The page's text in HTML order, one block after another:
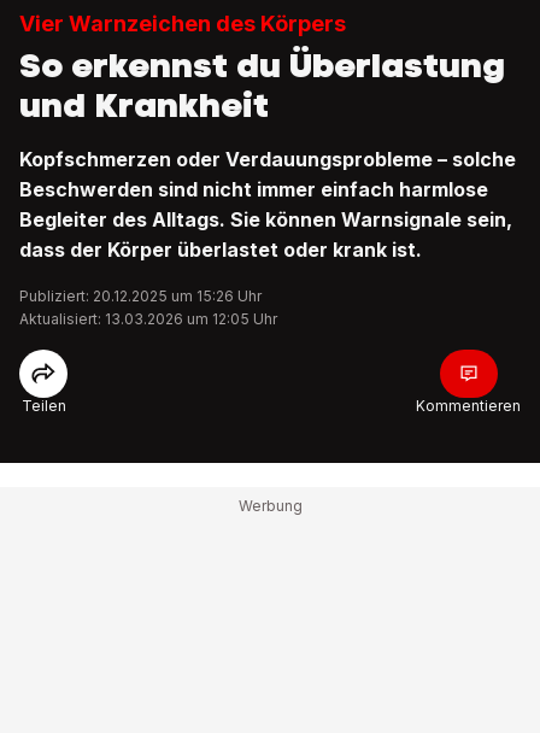
Vier Warnzeichen des Körpers
So erkennst du Überlastung
und Krankheit
Kopfschmerzen oder Verdauungsprobleme – solche
Beschwerden sind nicht immer einfach harmlose
Begleiter des Alltags. Sie können Warnsignale sein,
dass der Körper überlastet oder krank ist.
Publiziert: 20.12.2025 um 15:26 Uhr
Aktualisiert: 13.03.2026 um 12:05 Uhr
Teilen Kommentieren